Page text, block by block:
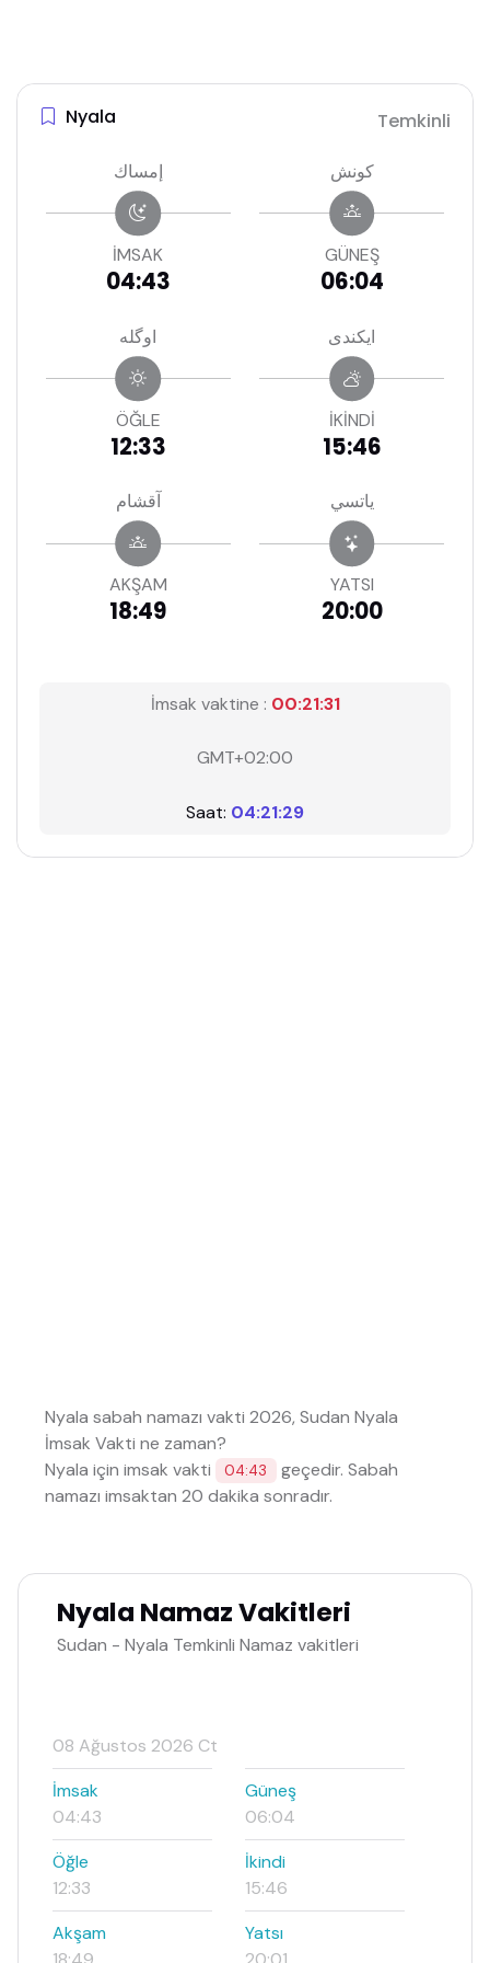
Nyala Temkinli
إمساك
İMSAK
04:43
كونش
GÜNEŞ
06:04
اوگله
ÖĞLE
12:33
ايكندى
İKİNDİ
15:46
آقشام
AKŞAM
18:49
ياتسي
YATSI
20:00
İmsak vaktine : 00:21:31
GMT+02:00
Saat: 04:21:29
Nyala sabah namazı vakti 2026, Sudan Nyala
İmsak Vakti ne zaman?
Nyala için imsak vakti
04:43
geçedir. Sabah
namazı imsaktan 20 dakika sonradır.
Nyala Namaz Vakitleri
Sudan - Nyala Temkinli Namaz vakitleri
08 Ağustos 2026 Ct
İmsak
04:43
Güneş
06:04
Öğle
12:33
İkindi
15:46
Akşam
Yatsı